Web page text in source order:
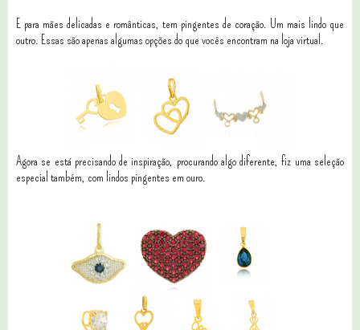
E para mães delicadas e românticas, tem pingentes de coração. Um mais lindo que
outro. Essas são apenas algumas opções do que vocês encontram na loja virtual.
Agora se está precisando de inspiração, procurando algo diferente, fiz uma seleção
especial também, com lindos pingentes em ouro.